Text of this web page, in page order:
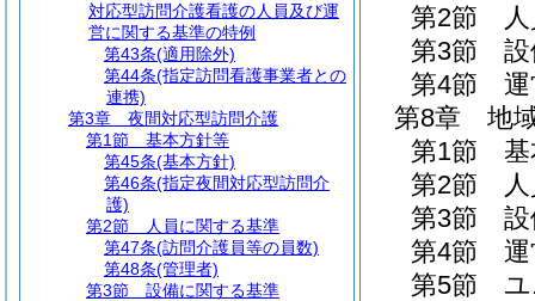
第2節
第3節
第4節
第8章
地
第1節
第2節
第3節
第4節
第5節
対応型訪問介護看護の人員及び運
営に関する基準の特例
第43条(適用除外)
第44条(指定訪問看護事業者との
連携)
第3章
夜間対応型訪問介護
第1節
基本方針等
第45条(基本方針)
第46条(指定夜間対応型訪問介
護)
第2節
人員に関する基準
第47条(訪問介護員等の員数)
第48条(管理者)
第3節
設備に関する基準